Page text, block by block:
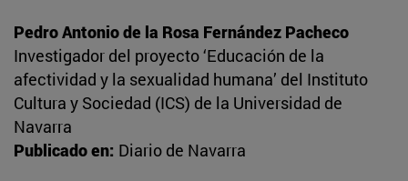
Pedro Antonio de la Rosa Fernández Pacheco
Investigador del proyecto ‘Educación de la
afectividad y la sexualidad humana’ del Instituto
Cultura y Sociedad (ICS) de la Universidad de
Navarra
Publicado en: Diario de Navarra